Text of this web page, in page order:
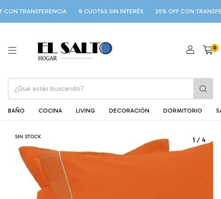
TRANSFERENCIA 9 CUOTAS SIN INTERÉS 20% OFF CON
0
BAÑO COCINA LIVING DECORACIÓN DORMITORIO
SIN STOCK 1 /4